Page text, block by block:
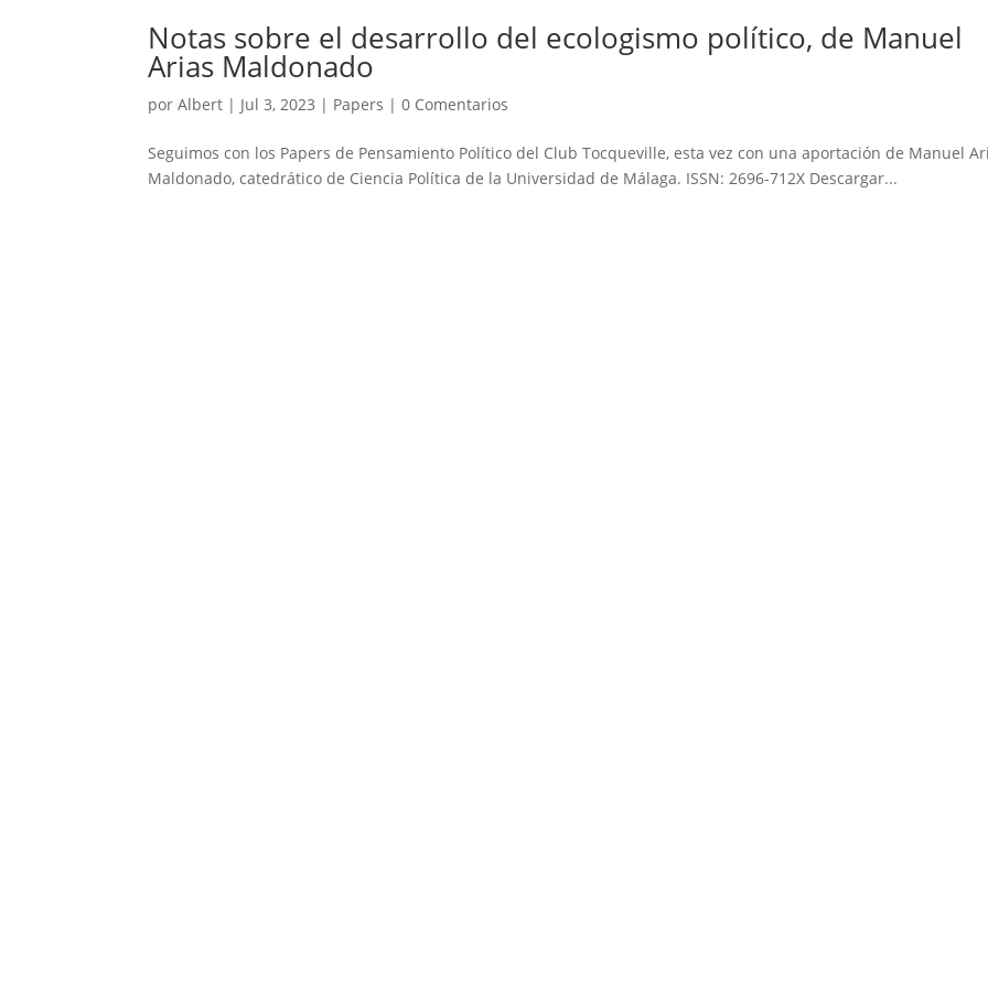
Notas sobre el desarrollo del ecologismo político, de Manuel
Arias Maldonado
porAlbert | Jul 3, 2023 | Papers |0 Comentarios
Seguimos con los Papers de Pensamiento Político del Club Tocqueville, esta vez con una aportación de Manuel
Maldonado, catedrático de Ciencia Política de la Universidad de Málaga. ISSN: 2696-712X Descargar...